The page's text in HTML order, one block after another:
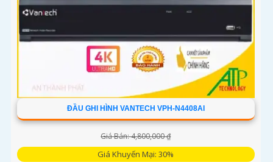
ĐẦU GHI HÌNH VANTECH VPH-N4408AI
Giá Bán: 4,800,000 ₫
Giá Khuyến Mại: 30%